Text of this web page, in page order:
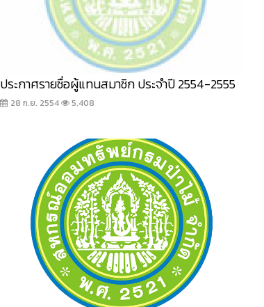
ประกาศรายชื่อผู้แทนสมาชิก ประจำปี 2554-2555
28 ก.ย. 2554 5,408